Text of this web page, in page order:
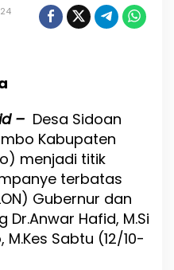
– Desa Sidoan
Kabupaten
menjadi titik
terbatas
Gubernur dan
Dr.Anwar Hafid, M.Si
Sabtu (12/10-